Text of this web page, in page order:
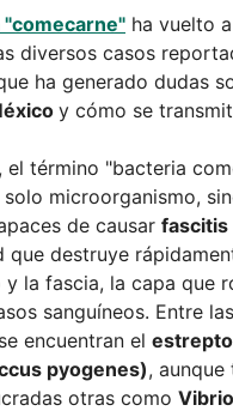
"comecarne" ha vuelto
diversos casos
ha generado dudas
y cómo se
el término "bacteria
microorganismo,
de causar fascitis
que destruye
y la fascia, la capa que
sanguíneos. Entre
encuentran el
pyogenes), aunque
otras como